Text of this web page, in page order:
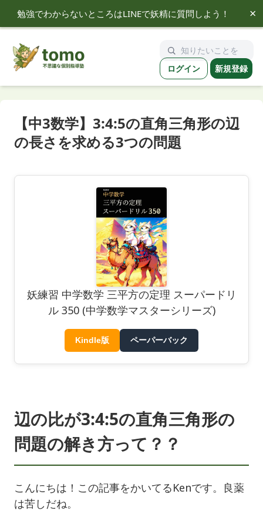
勉強でわからないところはLINEで妖精に質問しよう！ ×
tomo ログイン 新規登録
【中3数学】3:4:5の直角三角形の辺
の長さを求める3つの問題
妖練習 中学数学 三平方の定理 スーパードリ
ル 350 (中学数学マスターシリーズ)
Kindle版 ペーパーバック
辺の比が3:4:5の直角三角形の
問題の解き方って？？
こんにちは！この記事をかいてるKenです。良薬
は苦しだね。